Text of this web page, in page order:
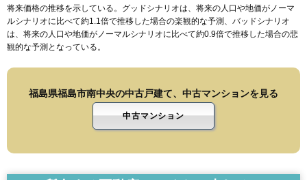
将来価格の推移を示している。グッドシナリオは、将来の人口や地価がノーマ
ルシナリオに比べて約1.1倍で推移した場合の楽観的な予測、バッドシナリオ
は、将来の人口や地価がノーマルシナリオに比べて約0.9倍で推移した場合の悲
観的な予測となっている。
福島県福島市南中央の中古戸建て、中古マンションを見る
中古マンション